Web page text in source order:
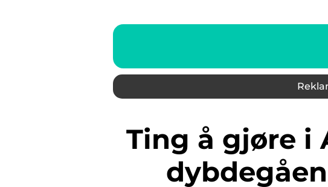
Ting å gjøre i Amsterdam: En